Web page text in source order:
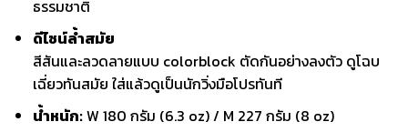
ธรรมชาติ
ดีไซน์ล้ำสมัย
สีสันและลวดลายแบบ colorblock ตัดกันอย่างลงตัว ดูโฉบ
เฉี่ยวทันสมัย ใส่แล้วดูเป็นนักวิ่งมือโปรทันที
น้ำหนัก:W 180 กรัม (6.3 oz) / M 227 กรัม (8 oz)